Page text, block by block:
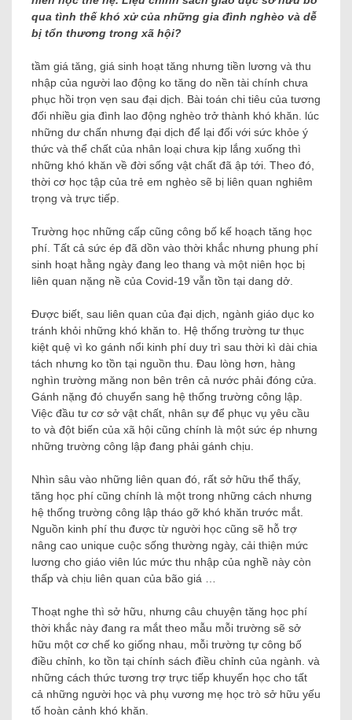
qua tình thế khó xử của những gia đình nghèo và dễ
bị tổn thương trong xã hội?
tầm giá tăng, giá sinh hoạt tăng nhưng tiền lương và thu
nhập của người lao động ko tăng do nền tài chính chưa
phục hồi trọn vẹn sau đại dịch. Bài toán chi tiêu của tương
đối nhiều gia đình lao động nghèo trở thành khó khăn. lúc
những dư chấn nhưng đại dịch để lại đối với sức khỏe ý
thức và thể chất của nhân loại chưa kịp lắng xuống thì
những khó khăn về đời sống vật chất đã ập tới. Theo đó,
thời cơ học tập của trẻ em nghèo sẽ bị liên quan nghiêm
trọng và trực tiếp.
Trường học những cấp cũng công bố kế hoạch tăng học
phí. Tất cả sức ép đã dồn vào thời khắc nhưng phung phí
sinh hoạt hằng ngày đang leo thang và một niên học bị
liên quan nặng nề của Covid-19 vẫn tồn tại dang dở.
Được biết, sau liên quan của đại dịch, ngành giáo dục ko
tránh khỏi những khó khăn to. Hệ thống trường tư thục
kiệt quệ vì ko gánh nổi kinh phí duy trì sau thời kì dài chia
tách nhưng ko tồn tại nguồn thu. Đau lòng hơn, hàng
nghìn trường măng non bên trên cả nước phải đóng cửa.
Gánh nặng đó chuyển sang hệ thống trường công lập.
Việc đầu tư cơ sở vật chất, nhân sự để phục vụ yêu cầu
to và đột biến của xã hội cũng chính là một sức ép nhưng
những trường công lập đang phải gánh chịu.
Nhìn sâu vào những liên quan đó, rất sở hữu thể thấy,
tăng học phí cũng chính là một trong những cách nhưng
hệ thống trường công lập tháo gỡ khó khăn trước mắt.
Nguồn kinh phí thu được từ người học cũng sẽ hỗ trợ
nâng cao unique cuộc sống thường ngày, cải thiện mức
lương cho giáo viên lúc mức thu nhập của nghề này còn
thấp và chịu liên quan của bão giá …
Thoạt nghe thì sở hữu, nhưng câu chuyện tăng học phí
thời khắc này đang ra mắt theo mẫu mỗi trường sẽ sở
hữu một cơ chế ko giống nhau, mỗi trường tự công bố
điều chỉnh, ko tồn tại chính sách điều chỉnh của ngành. và
những cách thức tương trợ trực tiếp khuyến học cho tất
cả những người học và phụ vương mẹ học trò sở hữu yếu
tố hoàn cảnh khó khăn.